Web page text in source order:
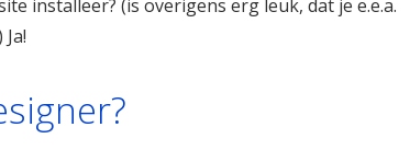
installeer? (is overigens erg leuk, dat je e.e.a.